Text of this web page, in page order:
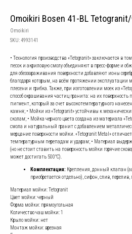
Omoikiri Bosen 41-BL
Omoikiri
SKU:4993141
• Технология производства «Tetogranit» заключается в
песок и акриловую смолу объединяют в пресс-форме и
для обеззараживания поверхности добавляют ионы
благодаря которым, на всём протяжении эксплуатации
плесени и грибка. Также, при изготовлении моек из
способ окрашивания частиц гранита: на их поверхность
пигмент, который за счет высокотемпературного
камня; • Мойки из «Tetogranit» устойчивы к
сколам; • Мойка черного цвета создана из материала
смола и натуральный гранит с добавлением
мерцание поверхности мойки. «Tetogranit Metal»
температурным перепадам и ударам; • Материал
(но не стоит ставить на поверхность мойки горячие
может достигать 500°С).
Комплектация: Крепления, донный клапан
приобретается отдельно), сифон, слив,
Материал мойки: Tetogranit
Цвет мойки: черный
Форма мойки: прямоугольная
Количество чаш мойки: 1
Крыло мойки: нет
Монтаж мойки: врезная